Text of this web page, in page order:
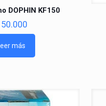
DOPHIN KF150
50.000
más